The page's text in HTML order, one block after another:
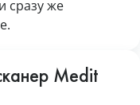
сразу же
Medit